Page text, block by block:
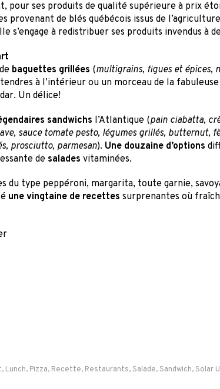
pour ses produits de qualité supérieure à prix
provenant de blés québécois issus de
s’engage à redistribuer ses produits invendus à
baguettes grillées (multigrains, figues et épices,
à l’intérieur ou un morceau de la fabuleuse
Un délice!
sandwichs l’Atlantique (pain ciabatta,
sauce tomate pesto, légumes grillés, butternut,
prosciutto, parmesan). Une douzaine d’options
de salades vitaminées.
du type peppéroni, margarita, toute garnie,
une vingtaine de recettes surprenantes où
, Lunch, Pizza, Recette, Restaurants, Salade, Sandwich, Solar